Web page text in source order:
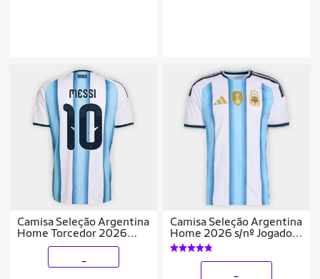
Camisa Seleção Argentina
Home Torcedor 2026
Nº10 Messi Adidas
Camisa Seleção Argentina
Home 2026 s/nº Jogador
Adidas Masculina